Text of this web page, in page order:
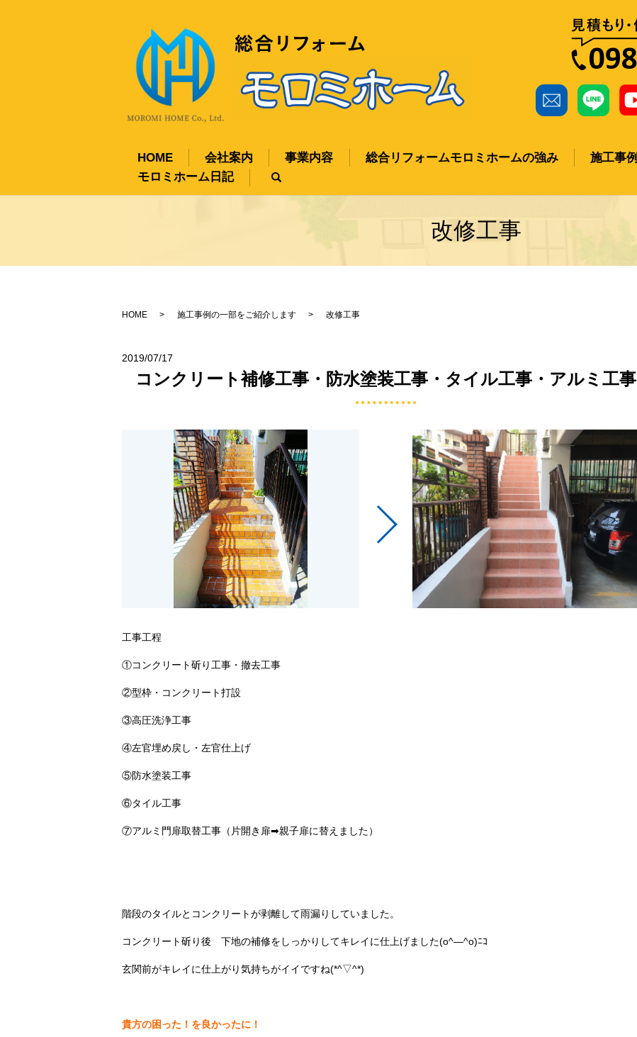
HOME 会社案内 事業内容 総合リフォームモロミホームの強み 施工事例
モロミホーム日記
改修工事
HOME 施工事例の一部をご紹介します 改修工事
2019/07/17
コンクリート補修工事・防水塗装工事・タイル工事・アルミ工事
工事工程
①コンクリート斫り工事・撤去工事
②型枠・コンクリート打設
③高圧洗浄工事
④左官埋め戻し・左官仕上げ
⑤防水塗装工事
⑥タイル工事
⑦アルミ門扉取替工事（片開き扉➡親子扉に替えました）
階段のタイルとコンクリートが剥離して雨漏りしていました。
コンクリート斫り後 下地の補修をしっかりしてキレイに仕上げました(o^―^o)ﾆｺ
玄関前がキレイに仕上がり気持ちがイイですね(*^▽^*)
貴方の困った！を良かったに！